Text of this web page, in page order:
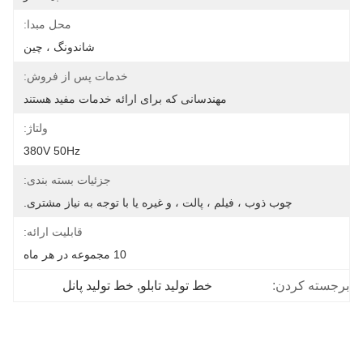
محل مبدا:
شاندونگ ، چین
خدمات پس از فروش:
مهندسانی که برای ارائه خدمات مفید هستند
ولتاژ:
380V 50Hz
جزئیات بسته بندی:
چوب ذوب ، فیلم ، پالت ، و غیره یا با توجه به نیاز مشتری.
قابلیت ارائه:
10 مجموعه در هر ماه
برجسته کردن: خط تولید تابلو, خط تولید پانل